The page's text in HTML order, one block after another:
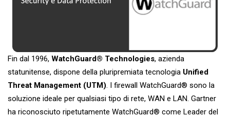
Fin dal 1996, WatchGuard® Technologies, azienda
statunitense, dispone della pluripremiata tecnologia Unified
Threat Management (UTM). I firewall WatchGuard® sono la
soluzione ideale per qualsiasi tipo di rete, WAN e LAN. Gartner
ha riconosciuto ripetutamente WatchGuard® come Leader del